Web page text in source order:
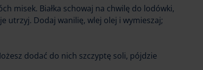
misek. Białka schowaj na chwilę do lodówki,
utrzyj. Dodaj wanilię, wlej olej i wymieszaj;
dodać do nich szczyptę soli, pójdzie